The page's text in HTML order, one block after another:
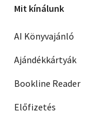
Mit kínálunk
AI Könyvajánló
Ajándékkártyák
Bookline Reader
Előfizetés